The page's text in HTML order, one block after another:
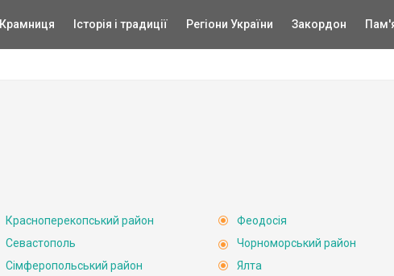
Крамниця Історія і традиції Регіони України Закордон
Красноперекопський район
Севастополь
Сімферопольський район
Феодосія
Чорноморський район
Ялта